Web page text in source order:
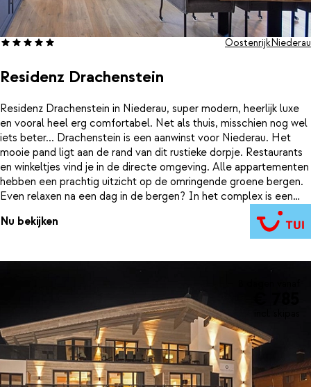
Residenz Drachenstein
OostenrijkNiederau
Residenz Drachenstein in Niederau, super modern, heerlijk luxe
en vooral heel erg comfortabel. Net als thuis, misschien nog wel
iets beter... Drachenstein is een aanwinst voor Niederau. Het
mooie pand ligt aan de rand van dit rustieke dorpje. Restaurants
en winkeltjes vind je in de directe omgeving. Alle appartementen
hebben een prachtig uitzicht op de omringende groene bergen.
Even relaxen na een dag in de bergen? In het complex is een
luxe wellnessgedeelte aanwezig met een jacuzzi, sauna's en een
rustruimte.
Nu bekijken